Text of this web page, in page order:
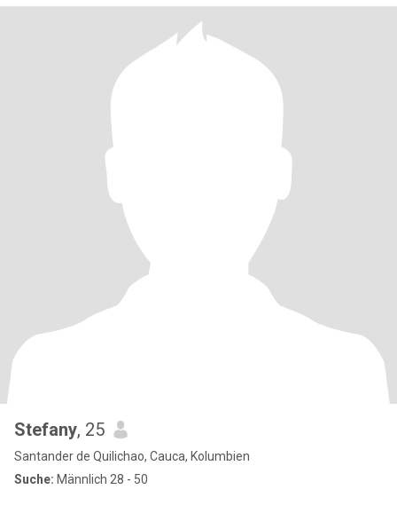
Stefany, 25
Santander de Quilichao, Cauca, Kolumbien
Suche: Männlich 28 - 50